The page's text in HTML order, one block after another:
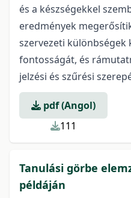
és a készségekkel
eredmények
szervezeti különbségek
fontosságát, és
jelzési és szűrési
pdf (Angol)
111
Tanulási görbe
példáján